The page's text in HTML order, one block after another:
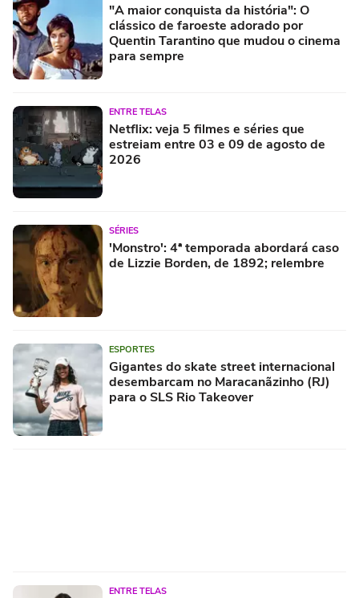
"A maior conquista da história": O
clássico de faroeste adorado por
Quentin Tarantino que mudou o cinema
para sempre
ENTRE TELAS
Netflix: veja 5 filmes e séries que
estreiam entre 03 e 09 de agosto de
2026
SÉRIES
'Monstro': 4ª temporada abordará caso
de Lizzie Borden, de 1892; relembre
ESPORTES
Gigantes do skate street internacional
desembarcam no Maracanãzinho (RJ)
para o SLS Rio Takeover
ENTRE TELAS